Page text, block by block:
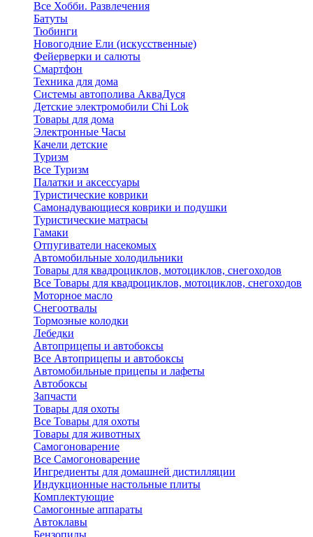
Все Хобби. Развлечения
Батуты
Тюбинги
Новогодние Ели (искусственные)
Фейерверки и салюты
Смартфон
Техника для дома
Системы автополива АкваДуся
Детские электромобили Chi Lok
Товары для дома
Электронные Часы
Качели детские
Туризм
Все Туризм
Палатки и аксессуары
Туристические коврики
Самонадувающиеся коврики и подушки
Туристические матрасы
Гамаки
Отпугиватели насекомых
Автомобильные холодильники
Товары для квадроциклов, мотоциклов, снегоходов
Все Товары для квадроциклов, мотоциклов, снегоходов
Моторное масло
Снегоотвалы
Тормозные колодки
Лебедки
Автоприцепы и автобоксы
Все Автоприцепы и автобоксы
Автомобильные прицепы и лафеты
Автобоксы
Запчасти
Товары для охоты
Все Товары для охоты
Товары для животных
Самогоноварение
Все Самогоноварение
Ингредиенты для домашней дистилляции
Индукционные настольные плиты
Комплектующие
Самогонные аппараты
Автоклавы
Бензопилы